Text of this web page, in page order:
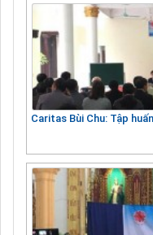
Caritas Bùi Chu: Tập